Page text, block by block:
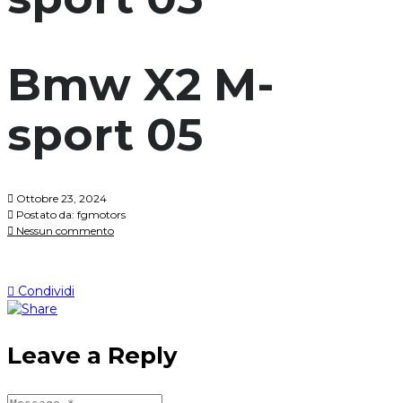
Bmw X2 M-
sport 05
Ottobre 23, 2024
Postato da: fgmotors
Nessun commento
Condividi
Leave a Reply